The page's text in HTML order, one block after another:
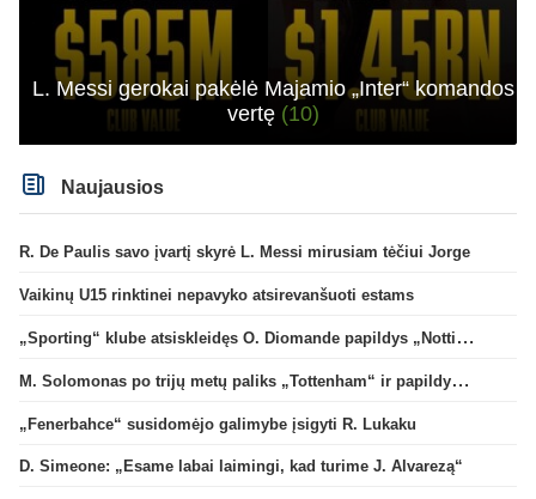
L. Messi gerokai pakėlė Majamio „Inter“ komandos
vertę (10)
Naujausios
R. De Paulis savo įvartį skyrė L. Messi mirusiam tėčiui Jorge
Vaikinų U15 rinktinei nepavyko atsirevanšuoti estams
„Sporting“ klube atsiskleidęs O. Diomande papildys „Nottingham“ gretas
M. Solomonas po trijų metų paliks „Tottenham“ ir papildys „West Ham“ klubą
„Fenerbahce“ susidomėjo galimybe įsigyti R. Lukaku
D. Simeone: „Esame labai laimingi, kad turime J. Alvarezą“